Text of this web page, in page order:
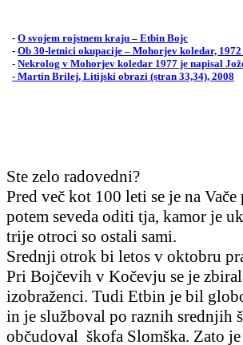
-O svojem rojstnem kraju –Etbin Bojc
-Ob 30-letnici okupacije – Mohorjev koledar,
-Nekrolog v Mohorjev koledar 1977 je napisal
- Martin Brilej, Litijski obrazi (stran 33,34), 2008
Ste zelo radovedni?
Pred več kot 100 leti se je na
potem seveda oditi tja, kamor je
trije otroci so ostali sami.
Srednji otrok bi letos v oktobru
Pri Bojčevih v Kočevju se je
izobraženci. Tudi Etbin je bil
in je služboval po raznih
občudoval škofa Slomška. Zato